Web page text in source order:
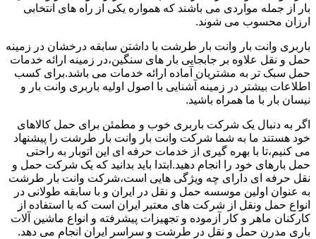
بار از جمله مواردی می باشند که همواره یکی از راه های انتخابی
ارزان محسوب می شوند.
باربری وانت بار وانت بار طرشت با داشتن سابقه درخشان در زمینه
حمل و نقل علاوه بر جابجایی بار های سنگین،در زمینه ارائه خدمات
حمل سبک تر به مشتریان آماده ارائه خدمات می باشد.برای کسب
اطلاعات بیشتر در زمینه آشنایی با اصول اولیه باربری وانت بار و
نیسان بار با ما همراه باشید.
اگر به دنبال یک شرکت باربری خوب و مطمئن برای حمل کالاهای
خود هستند ما به شما شرکت وانت بار وانت بار طرشت را پیشنهاد
می کنیم،تا با بهره گیری از خدمات حرفه ای این اتوبار به راحتی
حمل بارهای خود را انجام دهید.ابتدا باید بدانید که یک شرکت حمل و
نقل حرفه ای دارای چه ویژگی هایی است،شرکت وانت بار طرشت
به عنوان اولین موسسه حمل و نقل در ایران و با سابقه طولانی در
انواع حمل ونقل از شرکت های معتبر ایران است که با استفاده از
کارکنان ماهر و کار آزموده و تجهیزات پیشرفته و انواع ماشین آلات
باری مدرن حمل و نقل در طرشت و سراسر ایران انجام می دهد.